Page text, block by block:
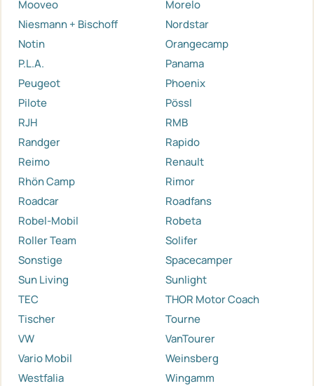
Mooveo
Morelo
Niesmann + Bischoff
Nordstar
Notin
Orangecamp
P.L.A.
Panama
Peugeot
Phoenix
Pilote
Pössl
RJH
RMB
Randger
Rapido
Reimo
Renault
Rhön Camp
Rimor
Roadcar
Roadfans
Robel-Mobil
Robeta
Roller Team
Solifer
Sonstige
Spacecamper
Sun Living
Sunlight
TEC
THOR Motor Coach
Tischer
Tourne
VW
VanTourer
Vario Mobil
Weinsberg
Westfalia
Wingamm